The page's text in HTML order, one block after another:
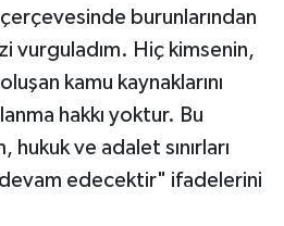
burunlarından
vurguladım. Hiç kimsenin,
kamu kaynaklarını
hakkı yoktur. Bu
ve adalet sınırları
devam edecektir" ifadelerini